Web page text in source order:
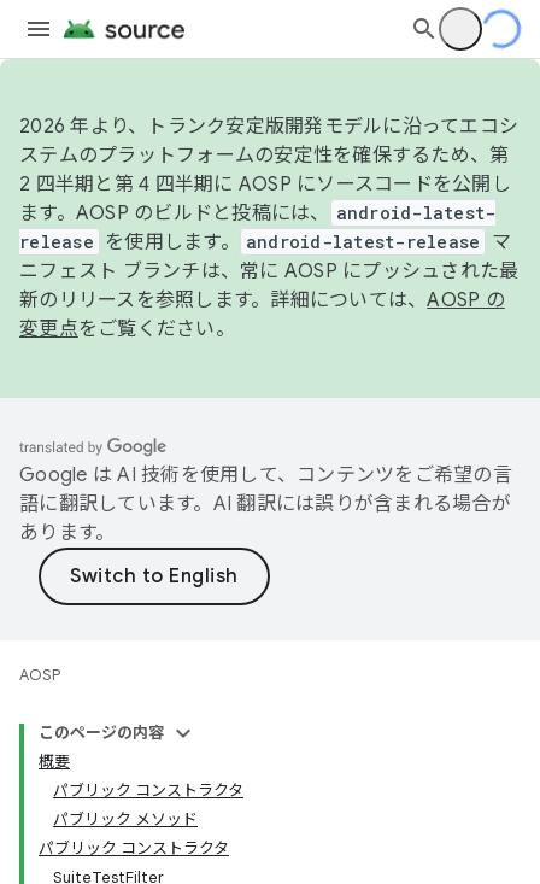
2026 年より、トランク安定版開発モデルに沿ってエコシ
ステムのプラットフォームの安定性を確保するため、第
2 四半期と第 4 四半期に AOSP にソースコードを公開し
ます。AOSP のビルドと投稿には、
android-latest-
release
を使用します。 android-latest-release
マ
ニフェスト ブランチは、常に AOSP にプッシュされた最
新のリリースを参照します。詳細については、AOSP の
変更点をご覧ください。
Google は AI 技術を使用して、コンテンツをご希望の言
語に翻訳しています。AI 翻訳には誤りが含まれる場合が
あります。
AOSP
このページの内容
概要
パブリック コンストラクタ
パブリック メソッド
パブリック コンストラクタ
SuiteTestFilter